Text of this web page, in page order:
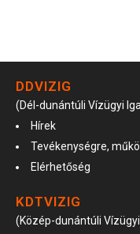
DDVIZIG
(Dél-dunántúli Vízügyi
Hírek
Tevékenységre,
Elérhetőség
KDTVIZIG
(Közép-dunántúli